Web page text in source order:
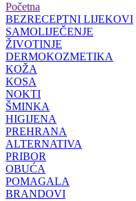
Početna
BEZRECEPTNI LIJEKOVI
SAMOLIJEČENJE
ŽIVOTINJE
DERMOKOZMETIKA
KOŽA
KOSA
NOKTI
ŠMINKA
HIGIJENA
PREHRANA
ALTERNATIVA
PRIBOR
OBUĆA
POMAGALA
BRANDOVI